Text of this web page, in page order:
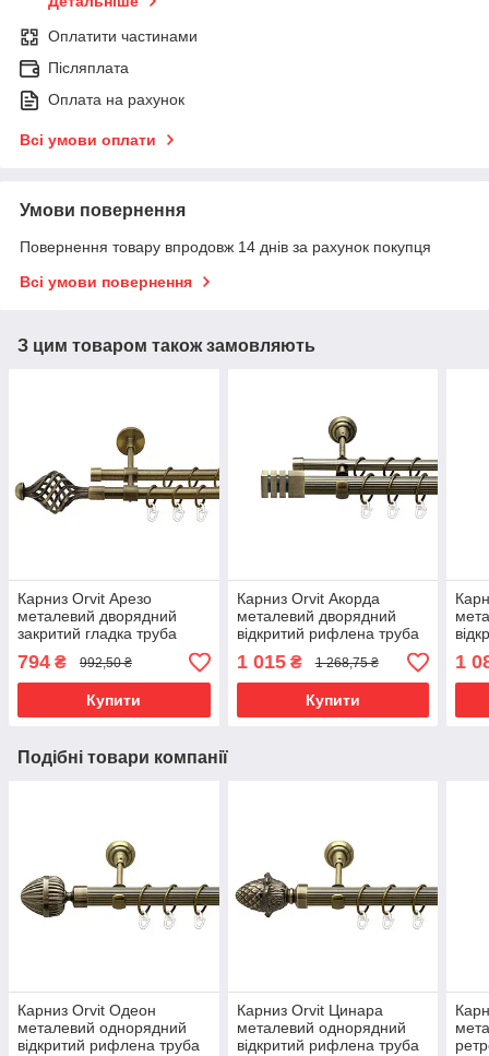
Оплатити частинами
Післяплата
Оплата на рахунок
Всі умови оплати
Умови повернення
Повернення товару впродовж 14 днів за рахунок покупця
Всі умови повернення
З цим товаром також замовляють
Карниз Orvit Арезо
металевий дворядний
закритий гладка труба
16\16 мм 160 см
(7329355)
794 ₴ 992,50 ₴
Купити
Карниз Orvit Акорда
металевий дворядний
відкритий рифлена труба
25\16 мм 200 см (00-
00025669)
1 015₴ 1 268,75 ₴
Купити
1
Подібні товари компанії
Карниз Orvit Одеон
металевий однорядний
відкритий рифлена труба
Карниз Orvit Цинара
металевий однорядний
відкритий рифлена труба